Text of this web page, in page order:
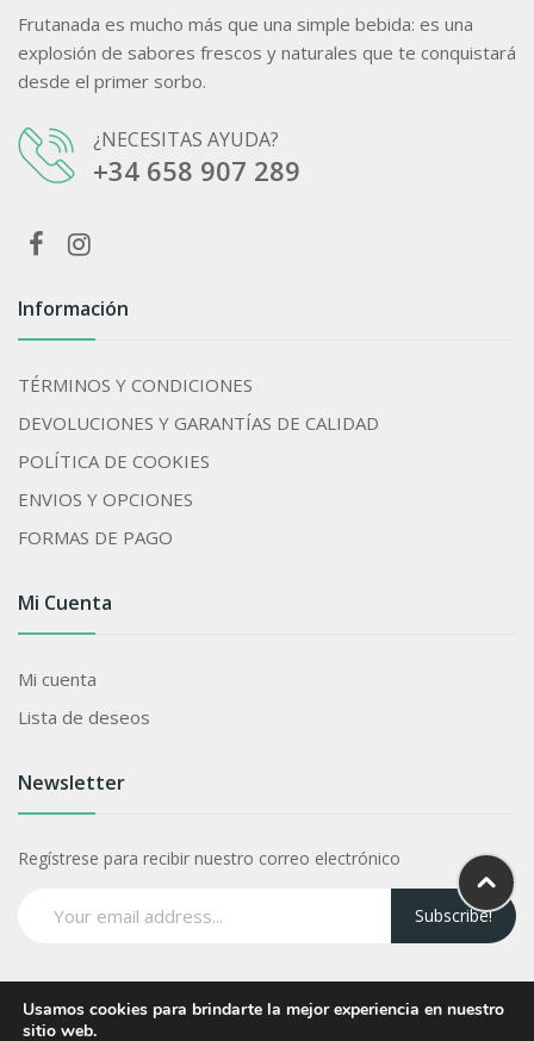
Frutanada es mucho más que una simple bebida: es una
explosión de sabores frescos y naturales que te conquistará
desde el primer sorbo.
¿NECESITAS AYUDA?
+34 658 907 289
Información
TÉRMINOS Y CONDICIONES
DEVOLUCIONES Y GARANTÍAS DE CALIDAD
POLÍTICA DE COOKIES
ENVIOS Y OPCIONES
FORMAS DE PAGO
Mi Cuenta
Mi cuenta
Lista de deseos
Newsletter
Regístrese para recibir nuestro correo electrónico
Subscribe!
© 2024 Frutanada – de Kirov Invest Group
Usamos cookies para brindarte la mejor experiencia en nuestro
sitio web.